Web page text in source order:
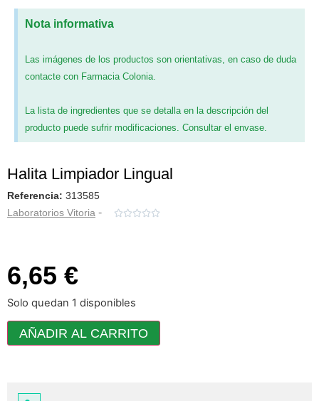
Nota informativa
Las imágenes de los productos son orientativas, en caso de duda
contacte con Farmacia Colonia.
La lista de ingredientes que se detalla en la descripción del
producto puede sufrir modificaciones. Consultar el envase.
Halita Limpiador Lingual
Referencia: 313585
Laboratorios Vitoria - 
6,65 €
Solo quedan 1 disponibles
AÑADIR AL CARRITO